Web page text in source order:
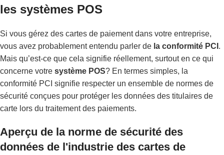
les systèmes POS
Si vous gérez des cartes de paiement dans votre entreprise,
vous avez probablement entendu parler de la conformité PCI .
Mais qu’est-ce que cela signifie réellement, surtout en ce qui
concerne votre système POS? En termes simples, la
conformité PCI signifie respecter un ensemble de normes de
sécurité conçues pour protéger les données des titulaires de
carte lors du traitement des paiements.
Aperçu de la norme de sécurité des
données de l'industrie des cartes de